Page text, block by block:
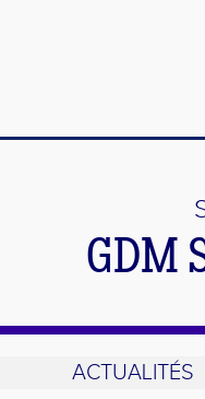
GDM
ACTUALITÉS